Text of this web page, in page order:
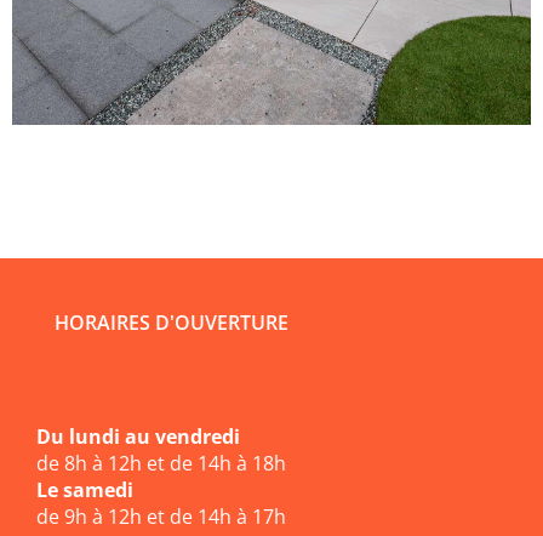
HORAIRES D'OUVERTURE
Du lundi au vendredi
de 8h à 12h et de 14h à 18h
Le samedi
de 9h à 12h et de 14h à 17h